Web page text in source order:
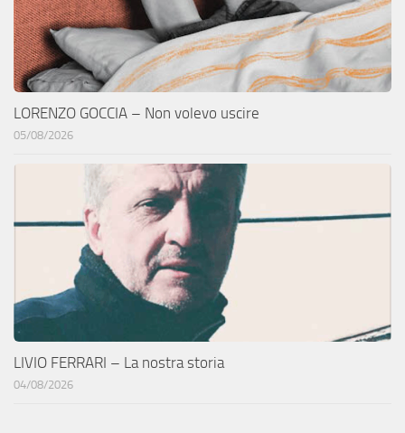
LORENZO GOCCIA – Non volevo uscire
05/08/2026
LIVIO FERRARI – La nostra storia
04/08/2026